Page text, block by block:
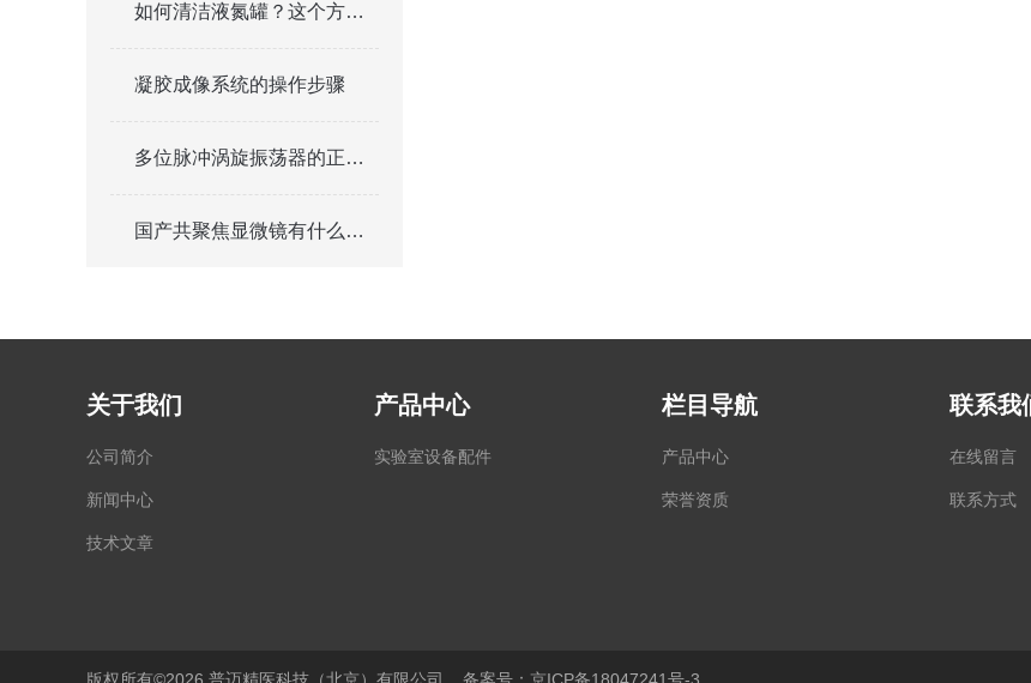
如何清洁液氮罐？这个方法真不错！
凝胶成像系统的操作步骤
多位脉冲涡旋振荡器的正确操作步骤
国产共聚焦显微镜有什么发展前景
关于我们
公司简介
新闻中心
技术文章
产品中心
实验室设备配件
栏目导航
产品中心
荣誉资质
联系我
在线留言
联系方式